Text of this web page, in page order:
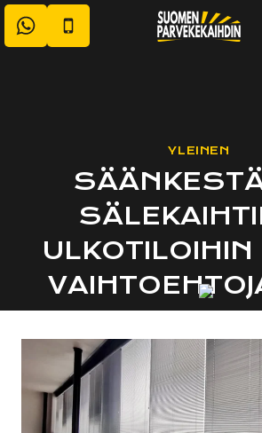
Siirry
sisältöön
YLEINEN
ULKOTILOIHIN